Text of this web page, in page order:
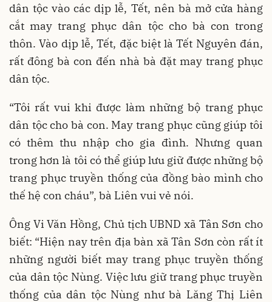
dân tộc vào các dịp lễ, Tết, nên bà mở cửa hàng
cắt may trang phục dân tộc cho bà con trong
thôn. Vào dịp lễ, Tết, đặc biệt là Tết Nguyên đán,
rất đông bà con đến nhà bà đặt may trang phục
dân tộc.
“Tôi rất vui khi được làm những bộ trang phục
dân tộc cho bà con. May trang phục cũng giúp tôi
có thêm thu nhập cho gia đình. Nhưng quan
trong hơn là tôi có thể giúp lưu giữ được những bộ
trang phục truyền thống của đồng bào mình cho
thế hệ con cháu”, bà Liên vui vẻ nói.
Ông Vi Văn Hồng, Chủ tịch UBND xã Tân Sơn cho
biết: “Hiện nay trên địa bàn xã Tân Sơn còn rất ít
những người biết may trang phục truyền thống
của dân tộc Nùng. Việc lưu giữ trang phục truyền
thống của dân tộc Nùng như bà Lăng Thị Liên